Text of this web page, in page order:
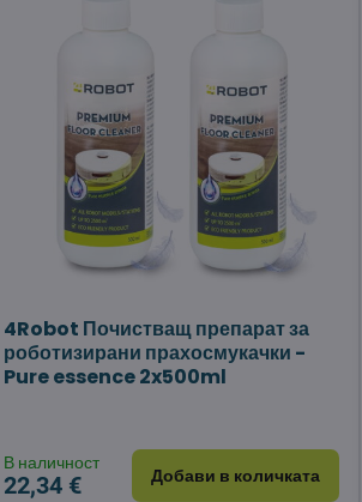
4Robot Почистващ препарат за
роботизирани прахосмукачки -
Pure essence 2x500ml
В наличност
22,34 € Добави в количката